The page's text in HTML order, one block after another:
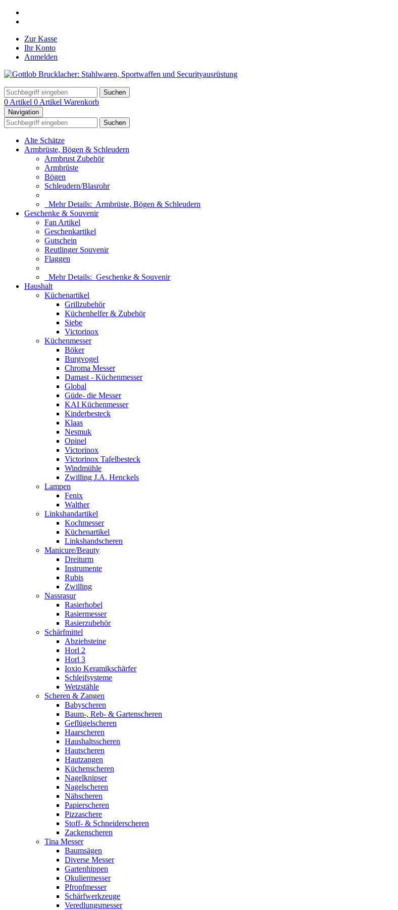
Zur Kasse
Ihr Konto
Anmelden
Suchen
0 Artikel 0 Artikel Warenkorb
Navigation
Suchen
Alte Schätze
Armbrüste, Bögen & Schleudern
Armbrust Zubehör
Armbrüste
Bögen
Schleudern/Blasrohr
Mehr Details: Armbrüste, Bögen & Schleudern
Geschenke & Souvenir
Fan Artikel
Geschenkartikel
Gutschein
Reutlinger Souvenir
Flaggen
Mehr Details: Geschenke & Souvenir
Haushalt
Küchenartikel
Grillzubehör
Küchenhelfer & Zubehör
Siebe
Victorinox
Küchenmesser
Böker
Burgvogel
Chroma Messer
Damast - Küchenmesser
Global
Güde- die Messer
KAI Küchenmesser
Kinderbesteck
Klaas
Nesmuk
Opinel
Victorinox
Victorinox Tafelbesteck
Windmühle
Zwilling J.A. Henckels
Lampen
Fenix
Walther
Linkshandartikel
Kochmesser
Küchenartikel
Linkshandscheren
Manicure/Beauty
Dreiturm
Instrumente
Rubis
Zwilling
Nassrasur
Rasierhobel
Rasiermesser
Rasierzubehör
Schärfmittel
Abziehsteine
Horl 2
Horl 3
Ioxio Keramikschärfer
Schleifsysteme
Wetzstähle
Scheren & Zangen
Babyscheren
Baum-, Reb- & Gartenscheren
Geflügelscheren
Haarscheren
Haushaltsscheren
Hautscheren
Hautzangen
Küchenscheren
Nagelknipser
Nagelscheren
Nähscheren
Papierscheren
Pizzaschere
Stoff- & Schneiderscheren
Zackenscheren
Tina Messer
Baumsägen
Diverse Messer
Gartenhippen
Okuliermesser
Pfropfmesser
Schärfwerkzeuge
Veredlungsmesser